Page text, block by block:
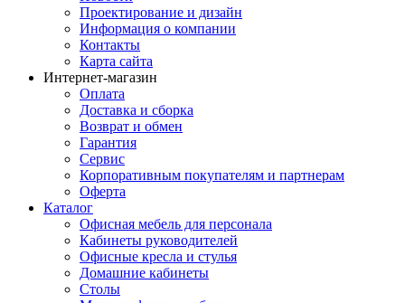
Проектирование и дизайн
Информация о компании
Контакты
Карта сайта
Интернет-магазин
Оплата
Доставка и сборка
Возврат и обмен
Гарантия
Сервис
Корпоративным покупателям и партнерам
Оферта
Каталог
Офисная мебель для персонала
Кабинеты руководителей
Офисные кресла и стулья
Домашние кабинеты
Столы